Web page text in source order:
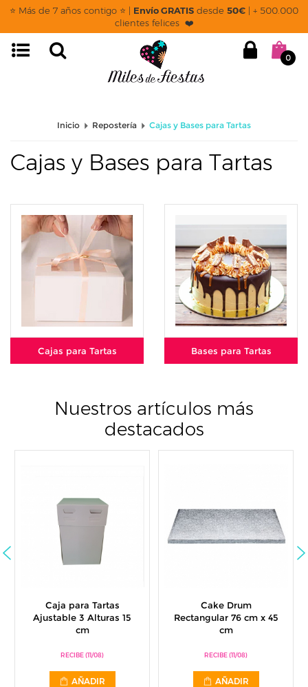
⭐ Más de 7 años contigo ⭐ | Envío GRATIS desde 50€ | + 500.000
clientes felices ❤️
0
page: categoria
Inicio Repostería Cajas y Bases para Tartas
Cajas y Bases para Tartas
Cajas para Tartas Bases para Tartas
Nuestros artículos más
destacados
Caja para Tartas
Ajustable 3 Alturas 15
cm
RECIBE (11/08)
AÑADIR
Cake Drum
Rectangular 76 cm x 45
cm
RECIBE (11/08)
AÑADIR